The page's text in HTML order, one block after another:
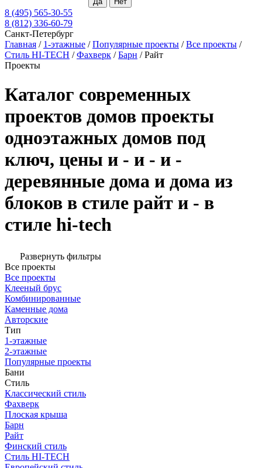
8 (495) 565-30-55
8 (812) 336-60-79
Санкт-Петербург
Главная / 1-этажные /Популярные проекты /Все проекты /
Стиль HI-TECH /Фахверк /Барн /Райт
Проекты
Каталог современных
проектов домов проекты
одноэтажных домов под
ключ, цены и - и - и -
деревянные дома и дома из
блоков в стиле райт и - в
стиле hi-tech
Развернуть фильтры
Все проекты
Все проекты
Клееный брус
Комбинированные
Каменные дома
Авторские
Тип
1-этажные
2-этажные
Популярные проекты
Бани
Стиль
Классический стиль
Фахверк
Плоская крыша
Барн
Райт
Финский стиль
Стиль HI-TECH